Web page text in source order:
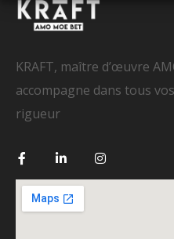
KRAFT, maître d’œuvre
accompagne dans tous
rigueur